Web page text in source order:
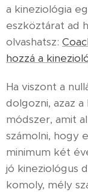
a kineziológia
eszköztárat ad
olvashatsz:
hozzá a
Ha viszont a
dolgozni, azaz
módszer, amit
számolni, hogy
minimum két
jó kineziológus
komoly, mély